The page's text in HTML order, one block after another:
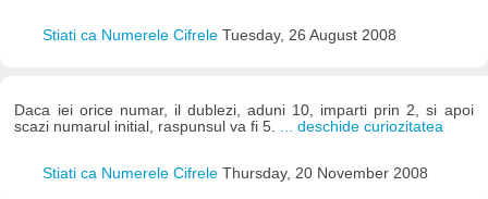
Stiati ca Numerele Cifrele Tuesday, 26 August 2008
Daca iei orice numar, il dublezi, aduni 10, imparti prin 2, si apoi
scazi numarul initial, raspunsul va fi 5. ... deschide curiozitatea
Stiati ca Numerele Cifrele Thursday, 20 November 2008